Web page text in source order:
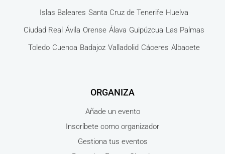
Islas Baleares Santa Cruz de Tenerife Huelva
Ciudad Real Ávila Orense Álava Guipúzcua Las Palmas
Toledo Cuenca Badajoz Valladolid Cáceres Albacete
ORGANIZA
Añade un evento
Inscríbete como organizador
Gestiona tus eventos